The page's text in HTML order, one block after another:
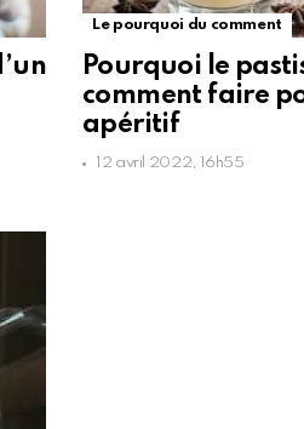
Le pourquoi du comment
Pourquoi le
comment faire
apéritif
12 avril 2022, 16h55